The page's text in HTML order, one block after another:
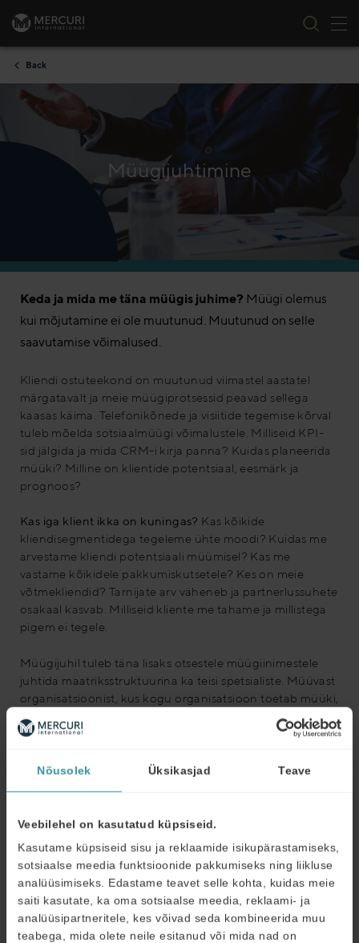
Nõusolek Üksikasjad Teave
Veebilehel on kasutatud küpsiseid.
Kasutame küpsiseid sisu ja reklaamide isikupärastamiseks,
sotsiaalse meedia funktsioonide pakkumiseks ning liikluse
analüüsimiseks. Edastame teavet selle kohta, kuidas meie
saiti kasutate, ka oma sotsiaalse meedia, reklaami- ja
analüüsipartneritele, kes võivad seda kombineerida muu
teabega, mida olete neile esitanud või mida nad on
Skip to content
Back
Müügijuhtimine
Keda ja mida me täna müügis juhime? Müügi olemus
kui mõjutamine ei ole muutunud. Muutunud on selle
saavutamise võimalused.
Kliendi ostuteekond on muutunud viimastel aastatel
märgatavalt ja meie müügiprotsessid peavad sellega
kaasas käima. Telefonikõnede ja visiitide tegemise kõrval
tuleb mõelda sotsiaalmüügi võimalustele. Milliseid KPI-
sid jälgida ja mida CRM-i kirja panna? Kuidas planeerida
müüki? Milline on klientide potentsiaal, eesmärk ja
prognoos?
Kas iga klient ikka on kuningas? Kas kõikide
kliendisegmentidega tegeleme ühte moodi? Kuidas me
arvestame kliendi potentsiaali müümisel? Kas me
vastame kõikidele pakkumiskutsetele? Kes on meie
võtmekliendid? Tarnijate arv väheneb ja partnerlussuhete
osakaal kasvab. Milliseid kliente me tahame ja millistega
pigem ei tegele.
Müügijuhil tuleb täna lisaks otsestele müügiinimestele
juhtida maatriksstruktuurina ka teisi spetsialiste. Müüvast
organisatsioonist, kus kogu organisatsioon toetab müüki,
on saamas konkurentsieelis. Milliseid nõudmisi see esitab
müügijuhile?
Liidri oskuste tähtsus kasvab. Kuidas saada inimeste
rühmapreemia? Kuidas erinevaid inimese tüüpe ära
Karismaatiline juht ei anna alluvatele võimalusi.
Milline liider sina soovid olla? Liider peab ära tundma
olukorrad, kus kasutada supervisiooni, kootsingut
(coaching) või mentorlust. Vaid ühele juhtimisstiilile
keskendumine ei anna tulemust.